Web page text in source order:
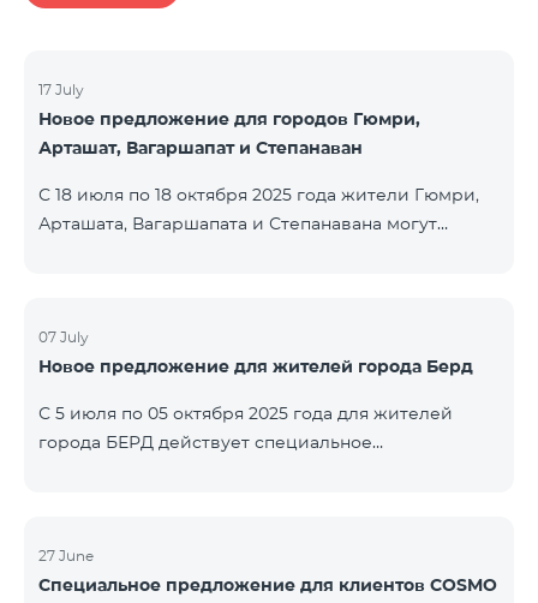
17 July
Новое предложение для городов Гюмри,
Арташат, Вагаршапат и Степанаван
С 18 июля по 18 октября 2025 года жители Гюмри,
Арташата, Вагаршапата и Степанавана могут
первых 6 месяцев при подключении на 12 месяцев:
Название пакета Стандартная цена Цена с учётом
Региональный 6900 ֏ 3450 ֏ COSMO 3 7400
Региональный 7400 ֏ 3
07 July
Новое предложение для жителей города Берд
С 5 июля по 05 октября 2025 года для жителей
города БЕРД действует специальное
досрочного расторжения применяется штраф. С
подробной информацией о включениях в
27 June
Специальное предложение для клиентов COSMO